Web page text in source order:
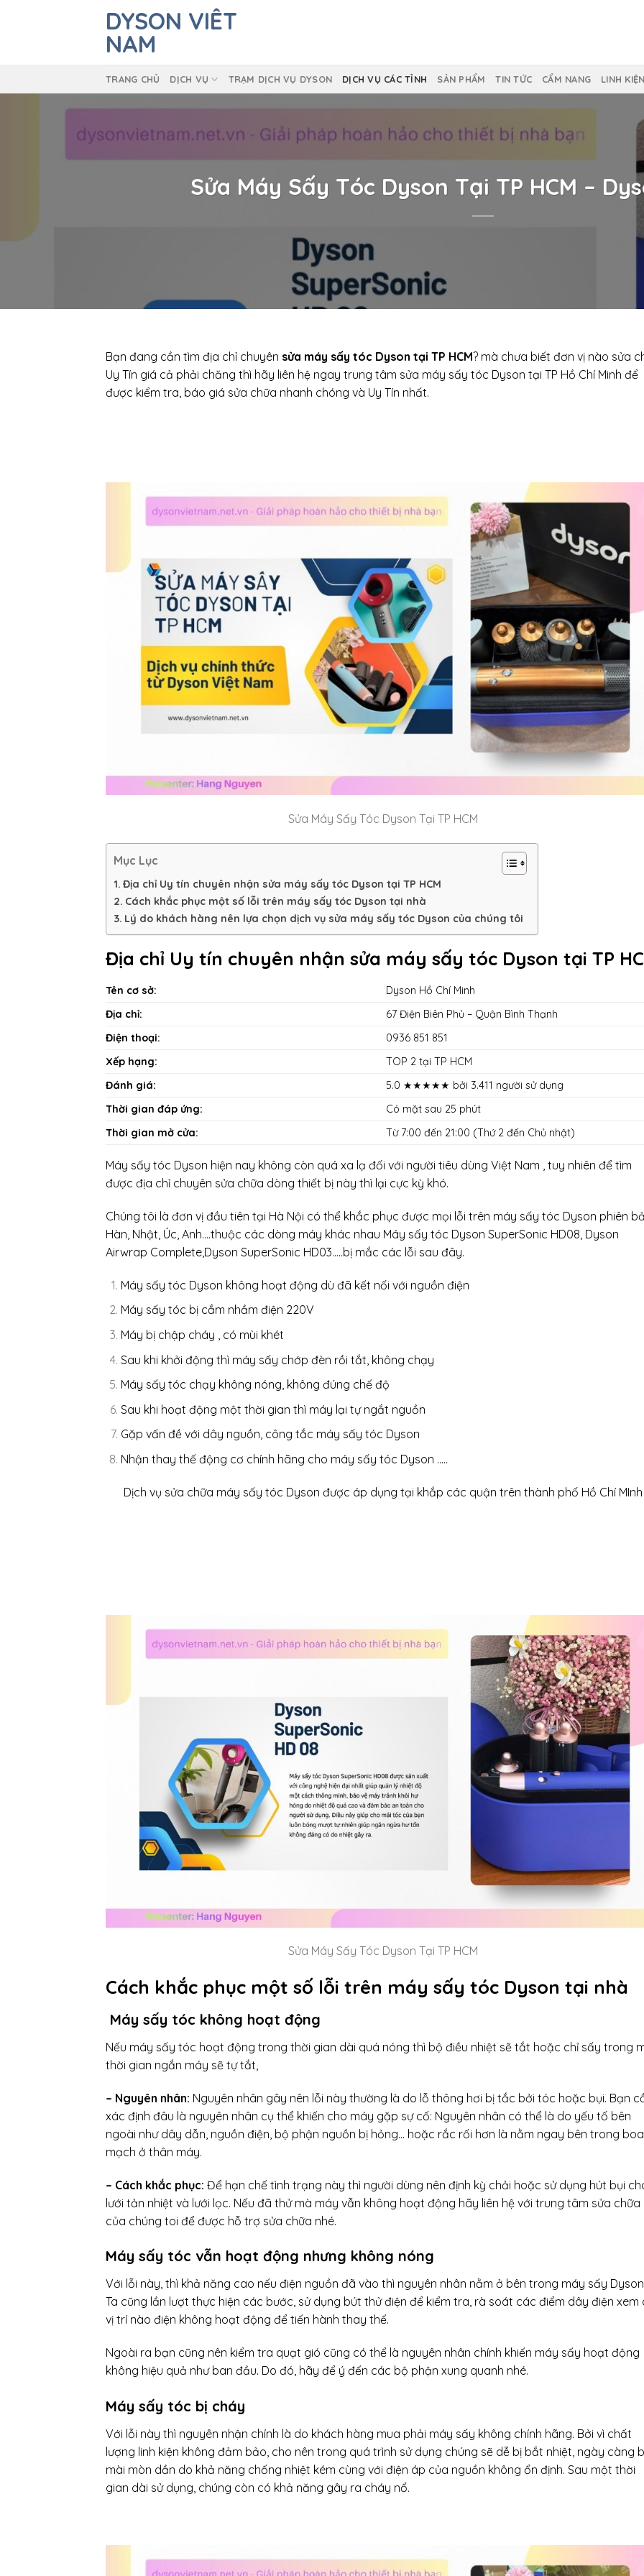
DYSON VIÊT
NAM
TRANG CHỦ DỊCH VỤ TRẠM DỊCH VỤ DYSON DỊCH VỤ CÁC TỈNH SẢN PHẨM TIN TỨC CẨM NANG LINH
Sửa Máy Sấy Tóc Dyson Tại TP HCM –
Bạn đang cần tìm địa chỉ chuyên sửa máy sấy tóc Dyson tại TP HCM? mà chưa biết đơn vị nào sửa
Uy Tín giá cả phải chăng thì hãy liên hệ ngay trung tâm sửa máy sấy tóc Dyson tại TP Hồ Chí Minh để
được kiểm tra, báo giá sửa chữa nhanh chóng và Uy Tín nhất.
Sửa Máy Sấy Tóc Dyson Tại TP HCM
Mục Lục
Địa chỉ Uy tín chuyên nhận sửa máy sấy tóc Dyson tại TP HCM
Cách khắc phục một số lỗi trên máy sấy tóc Dyson tại nhà
Lý do khách hàng nên lựa chọn dịch vụ sửa máy sấy tóc Dyson của chúng tôi
Địa chỉ Uy tín chuyên nhận sửa máy sấy tóc Dyson tại TP
Tên cơ sở:
Dyson Hồ Chí Minh
Địa chỉ:
67 Điện Biên Phủ – Quận Bình Thạnh
Điện thoại:
0936 851 851
Xếp hạng:
TOP 2 tại TP HCM
Đánh giá:
5.0 ★★★★★ bởi 3.411 người sử dụng
Thời gian đáp ứng:
Có mặt sau 25 phút
Thời gian mở cửa:
Từ 7:00 đến 21:00 (Thứ 2 đến Chủ nhật)
Máy sấy tóc Dyson hiện nay không còn quá xa lạ đối với người tiêu dùng Việt Nam , tuy nhiên để tìm
được địa chỉ chuyên sửa chữa dòng thiết bị này thì lại cực kỳ khó.
Chúng tôi là đơn vị đầu tiên tại Hà Nội có thể khắc phục được mọi lỗi trên máy sấy tóc Dyson phiên
Hàn, Nhật, Úc, Anh….thuộc các dòng máy khác nhau Máy sấy tóc Dyson SuperSonic HD08, Dyson
Airwrap Complete,Dyson SuperSonic HD03…..bị mắc các lỗi sau đây.
Máy sấy tóc Dyson không hoạt động dù đã kết nối với nguồn điện
Máy sấy tóc bị cắm nhầm điện 220V
Máy bị chập cháy , có mùi khét
Sau khi khởi động thì máy sấy chớp đèn rồi tắt, không chạy
Máy sấy tóc chạy không nóng, không đúng chế độ
Sau khi hoạt động một thời gian thì máy lại tự ngắt nguồn
Gặp vấn đề với dây nguồn, công tắc máy sấy tóc Dyson
Nhận thay thế động cơ chính hãng cho máy sấy tóc Dyson …..
Dịch vụ sửa chữa máy sấy tóc Dyson được áp dụng tại khắp các quận trên thành phố Hồ Chí MInh
Sửa Máy Sấy Tóc Dyson Tại TP HCM
Cách khắc phục một số lỗi trên máy sấy tóc Dyson tại nhà
Máy sấy tóc không hoạt động
Nếu máy sấy tóc hoạt động trong thời gian dài quá nóng thì bộ điều nhiệt sẽ tắt hoặc chỉ sấy trong
thời gian ngắn máy sẽ tự tắt,
– Nguyên nhân: Nguyên nhân gây nên lỗi này thường là do lỗ thông hơi bị tắc bởi tóc hoặc bụi. Bạn
xác định đâu là nguyên nhân cụ thể khiến cho máy gặp sự cố: Nguyên nhân có thể là do yếu tố bên
ngoài như dây dẫn, nguồn điện, bộ phận nguồn bị hỏng… hoặc rắc rối hơn là nằm ngay bên trong
mạch ở thân máy.
– Cách khắc phục: Để hạn chế tình trạng này thì người dùng nên định kỳ chải hoặc sử dụng hút bụi
lưới tản nhiệt và lưới lọc. Nếu đã thử mà máy vẫn không hoạt động hãy liên hệ với trung tâm sửa chữa
của chúng toi để được hỗ trợ sửa chữa nhé.
Máy sấy tóc vẫn hoạt động nhưng không nóng
Với lỗi này, thì khả năng cao nếu điện nguồn đã vào thì nguyên nhân nằm ở bên trong máy sấy
Ta cũng lần lượt thực hiện các bước, sử dụng bút thử điện để kiểm tra, rà soát các điểm dây điện xem
vị trí nào điện không hoạt động để tiến hành thay thế.
Ngoài ra bạn cũng nên kiểm tra quạt gió cũng có thể là nguyên nhân chính khiến máy sấy hoạt động
không hiệu quả như ban đầu. Do đó, hãy để ý đến các bộ phận xung quanh nhé.
Máy sấy tóc bị cháy
Với lỗi này thì nguyên nhận chính là do khách hàng mua phải máy sấy không chính hãng. Bởi vì chất
lượng linh kiện không đảm bảo, cho nên trong quá trình sử dụng chúng sẽ dễ bị bắt nhiệt, ngày càng
mài mòn dần do khả năng chống nhiệt kém cùng với điện áp của nguồn không ổn định. Sau một thời
gian dài sử dụng, chúng còn có khả năng gây ra cháy nổ.